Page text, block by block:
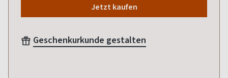
Jetzt kaufen
Geschenkurkunde gestalten